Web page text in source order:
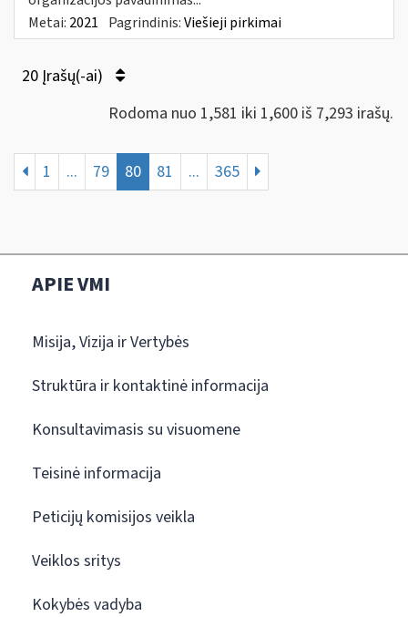
Metai: 2021 Pagrindinis:Viešieji pirkimai
20 Įrašų(-ai)
Rodoma nuo 1,581 iki 1,600 iš 7,293 irašų.
1 ... 79 80 81 ... 365
APIE VMI
Misija, Vizija ir Vertybės
Struktūra ir kontaktinė informacija
Konsultavimasis su visuomene
Teisinė informacija
Peticijų komisijos veikla
Veiklos sritys
Kokybės vadyba